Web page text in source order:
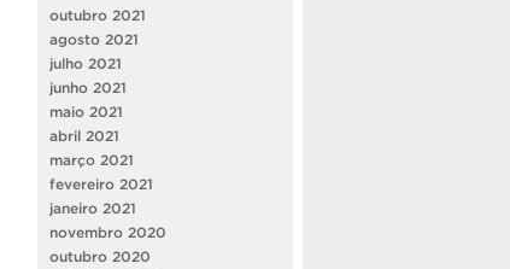
outubro 2021
agosto 2021
julho 2021
junho 2021
maio 2021
abril 2021
março 2021
fevereiro 2021
janeiro 2021
novembro 2020
outubro 2020